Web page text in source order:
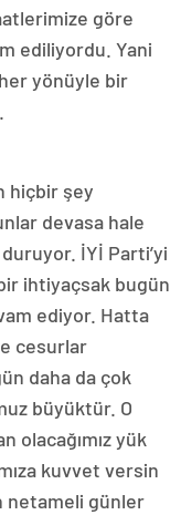
göre
ediliyordu. Yani
yönüyle bir
hiçbir şey
devasa hale
İYİ Parti’yi
ihtiyaçsak bugün
ediyor. Hatta
cesurlar
daha da çok
büyüktür. O
olacağımız yük
kuvvet versin
netameli günler